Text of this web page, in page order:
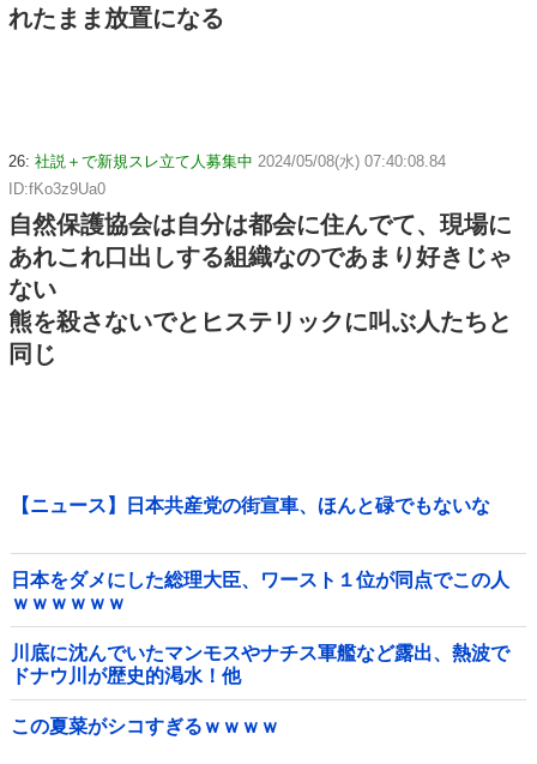
れたまま放置になる
26: 社説＋で新規スレ立て人募集中 2024/05/08(水) 07:40:08.84
ID:fKo3z9Ua0
自然保護協会は自分は都会に住んでて、現場に
あれこれ口出しする組織なのであまり好きじゃ
ない
熊を殺さないでとヒステリックに叫ぶ人たちと
同じ
【ニュース】日本共産党の街宣車、ほんと碌でもないな
日本をダメにした総理大臣、ワースト１位が同点でこの人
ｗｗｗｗｗｗ
川底に沈んでいたマンモスやナチス軍艦など露出、熱波で
ドナウ川が歴史的渇水！他
この夏菜がシコすぎるｗｗｗｗ